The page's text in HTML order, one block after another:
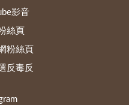
影音
絲頁
粉絲頁
反毒反